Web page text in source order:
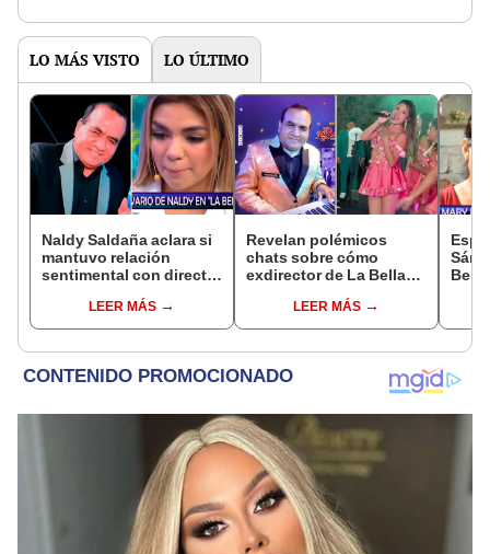
LO MÁS VISTO LO ÚLTIMO
Naldy Saldaña aclara si
mantuvo relación
sentimental con director
denunciarlo por
tocamientos: “Me
LEER MÁS
Revelan polémicos
chats sobre cómo
exdirector de La Bella
cantante Claudia
Salazar: “¿Vienes?, te
LEER MÁS
con